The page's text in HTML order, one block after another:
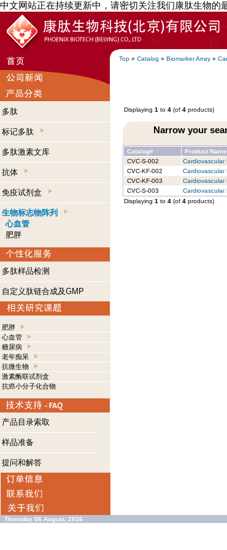
中文网站正在持续更新中，请密切关注我们康肽生物的
Top » Catalog » Biomarker Array »
多肽
标记多肽
多肽激素文库
抗体
免疫试剂盒
生物标志物阵列
心血管
肥胖
多肽样品检测
自定义肽链合成及GMP
肥胖
心血管
糖尿病
老年痴呆
抗微生物
激素酶联试剂盒
抗癌小分子化合物
产品目录索取
样品准备
提问和解答
Displaying 1 to 4 (of 4 products)
Narrow your
Catalog# Product Name
CVC-S-002
Cardiovascular
CVC-KF-002
Cardiovascular
CVC-KF-003
Cardiovascular
CVC-S-003
Cardiovascular
Displaying 1 to 4 (of 4 products)
Thursday 06 August, 2026